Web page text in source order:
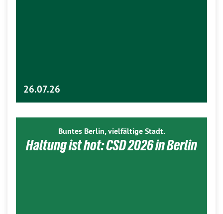
26.07.26
Buntes Berlin, vielfältige Stadt.
Haltung ist hot: CSD 2026 in Berlin